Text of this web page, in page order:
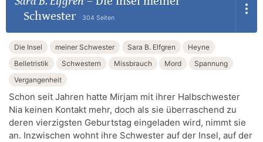
Schwester
304 Seiten
Die Insel meiner Schwester Sara B. Elfgren
Heyne
Belletristik
Schwestern Missbrauch Mord
Spannung
Vergangenheit
Schon seit Jahren hatte Mirjam mit ihrer Halbschwester
Nia keinen Kontakt mehr, doch als sie überraschend zu
deren vierzigsten Geburtstag eingeladen wird, nimmt sie
an. Inzwischen wohnt ihre Schwester auf der Insel, auf der